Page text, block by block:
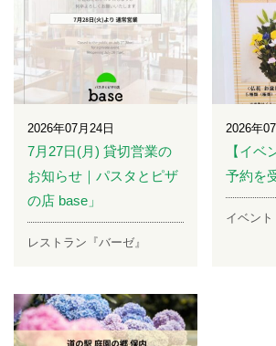
2026年07月24日
7月27日(月) 貸切営業の
お知らせ｜パスタとピザ
の店 base」
レストラン『バーゼ』
2026年
【イベ
予約を
イベント